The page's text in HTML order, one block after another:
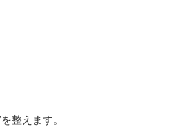
整えます。